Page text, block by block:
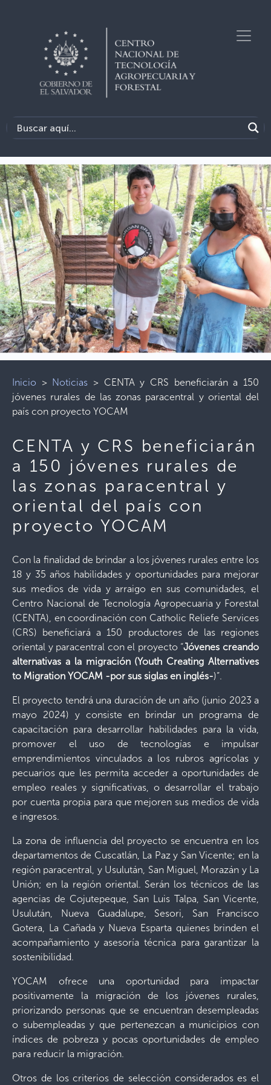
Inicio > Noticias > CENTA y CRS beneficiarán a 150
jóvenes rurales de las zonas paracentral y oriental del
país con proyecto YOCAM
CENTA y CRS beneficiarán
a 150 jóvenes rurales de
las zonas paracentral y
oriental del país con
proyecto YOCAM
Con la finalidad de brindar a los jóvenes rurales entre los
18 y 35 años habilidades y oportunidades para mejorar
sus medios de vida y arraigo en sus comunidades, el
Centro Nacional de Tecnología Agropecuaria y Forestal
(CENTA), en coordinación con Catholic Reliefe Services
(CRS) beneficiará a 150 productores de las regiones
oriental y paracentral con el proyecto “Jóvenes creando
alternativas a la migración (Youth Creating Alternatives
to Migration YOCAM -por sus siglas en inglés-)”.
El proyecto tendrá una duración de un año (junio 2023 a
mayo 2024) y consiste en brindar un programa de
capacitación para desarrollar habilidades para la vida,
promover el uso de tecnologías e impulsar
emprendimientos vinculados a los rubros agrícolas y
pecuarios que les permita acceder a oportunidades de
empleo reales y significativas, o desarrollar el trabajo
por cuenta propia para que mejoren sus medios de vida
e ingresos.
La zona de influencia del proyecto se encuentra en los
departamentos de Cuscatlán, La Paz y San Vicente; en la
región paracentral, y Usulután, San Miguel, Morazán y La
Unión; en la región oriental. Serán los técnicos de las
agencias de Cojutepeque, San Luis Talpa, San Vicente,
Usulután, Nueva Guadalupe, Sesori, San Francisco
Gotera, La Cañada y Nueva Esparta quienes brinden el
acompañamiento y asesoría técnica para garantizar la
sostenibilidad.
YOCAM ofrece una oportunidad para impactar
positivamente la migración de los jóvenes rurales,
priorizando personas que se encuentran desempleadas
o subempleadas y que pertenezcan a municipios con
índices de pobreza y pocas oportunidades de empleo
para reducir la migración.
Otros de los criterios de selección considerados es el